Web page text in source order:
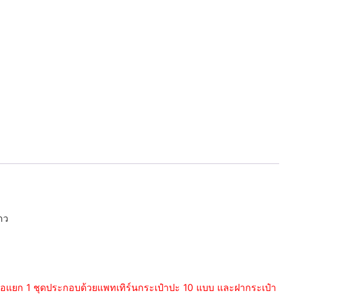
ว
ยก 1 ชุดประกอบด้วยแพทเทิร์นกระเป๋าปะ 10 แบบ และฝากระเป๋า